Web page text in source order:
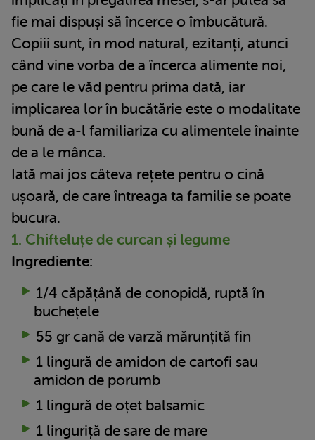
fie mai dispuși să încerce o îmbucătură.
Copiii sunt, în mod natural, ezitanți, atunci
când vine vorba de a încerca alimente noi,
pe care le văd pentru prima dată, iar
implicarea lor în bucătărie este o modalitate
bună de a-l familiariza cu alimentele înainte
de a le mânca.
Iată mai jos câteva rețete pentru o cină
ușoară, de care întreaga ta familie se poate
bucura.
1. Chifteluțe de curcan și legume
Ingrediente:
1/4 căpățână de conopidă, ruptă în
buchețele
55 gr cană de varză mărunțită fin
1 lingură de amidon de cartofi sau
amidon de porumb
1 lingură de oțet balsamic
1 linguriță de sare de mare